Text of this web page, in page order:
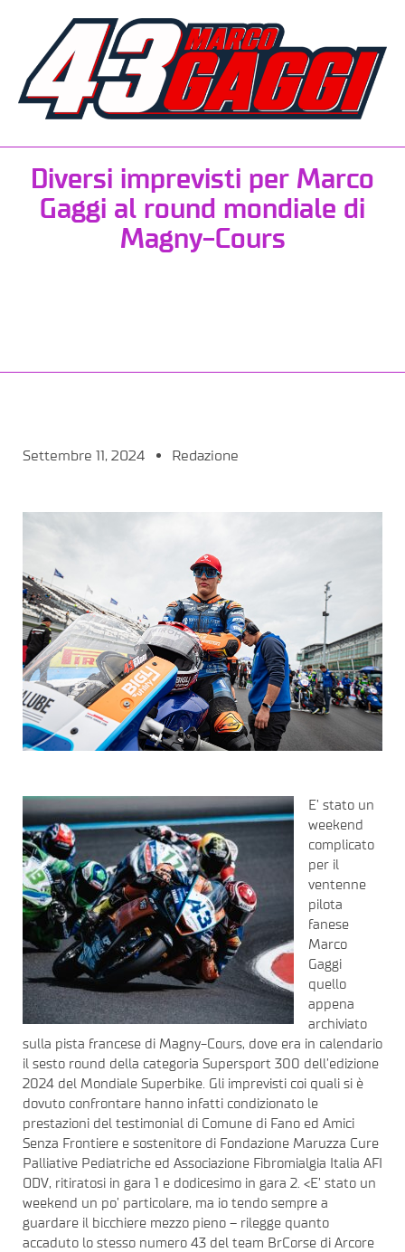
Diversi imprevisti per Marco
Gaggi al round mondiale di
Magny-Cours
Settembre 11, 2024 Redazione
E’ stato un
weekend
complicato
per il
ventenne
pilota
fanese
Marco
Gaggi
quello
appena
archiviato
sulla pista francese di Magny-Cours, dove era in calendario
il sesto round della categoria Supersport 300 dell’edizione
2024 del Mondiale Superbike. Gli imprevisti coi quali si è
dovuto confrontare hanno infatti condizionato le
prestazioni del testimonial di Comune di Fano ed Amici
Senza Frontiere e sostenitore di Fondazione Maruzza Cure
Palliative Pediatriche ed Associazione Fibromialgia Italia AFI
ODV, ritiratosi in gara 1 e dodicesimo in gara 2. <E’ stato un
weekend un po’ particolare, ma io tendo sempre a
guardare il bicchiere mezzo pieno – rilegge quanto
accaduto lo stesso numero 43 del team BrCorse di Arcore